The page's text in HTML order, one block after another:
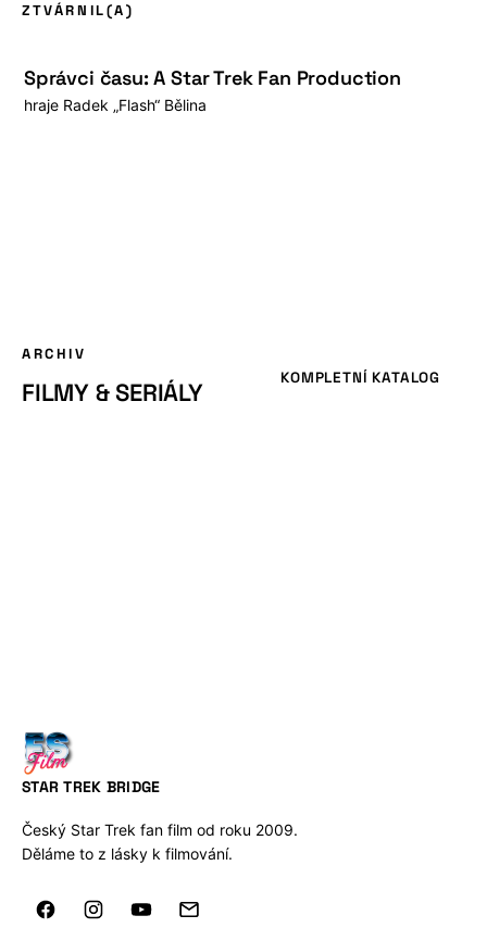
ZTVÁRNIL(A)
Správci času: A Star Trek Fan Production
hraje Radek „Flash“ Bělina
ARCHIV
FILMY & SERIÁLY KOMPLETNÍ KATALOG
STAR TREK BRIDGE
Český Star Trek fan film od roku 2009.
Děláme to z lásky k filmování.